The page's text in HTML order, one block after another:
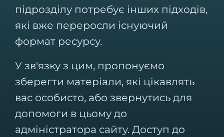
підрозділу потребує інших підходів,
які вже переросли існуючий
формат ресурсу.
У зв'язку з цим, пропонуємо
зберегти матеріали, які цікавлять
вас особисто, або звернутись для
допомоги в цьому до
адміністратора сайту. Доступ до